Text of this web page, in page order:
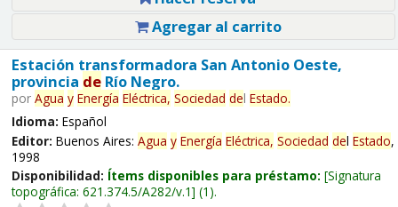
Agregar al carrito
Estación transformadora San Antonio Oeste,
provincia deRío Negro.
por Agua y Energía Eléctrica, Sociedad del Estado.
Idioma: Español
Editor: Buenos Aires: Agua y Energía Eléctrica, Sociedad del Estado,
1998
Disponibilidad: Ítems disponibles para préstamo: Signatura
topográfica: 621.374.5/A282/v.1 (1).